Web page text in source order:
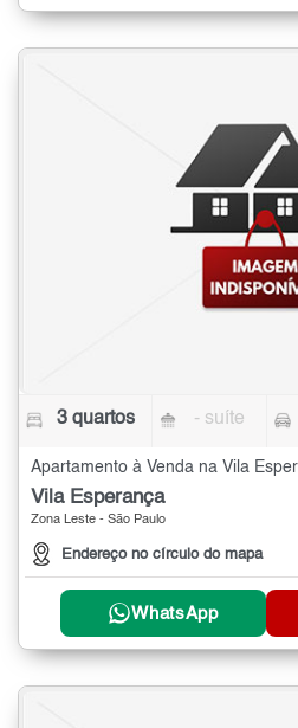
3 quartos - suíte
Apartamento à Venda na Vila
Vila Esperança
Zona Leste - São Paulo
Endereço no círculo do mapa
WhatsApp